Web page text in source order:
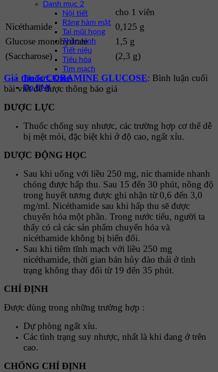
Danh mục 2
Nội tiết
Răng hàm mặt
Tai mũi họng
Thần kinh
Tiết niệu
Tiêu hóa
Tim mạch
Tin Sức Khỏe
Đo BMI
cho 1 viên
Nicéthamide
0,125 g
Glucose monohydrate
1,5 g
(Saccharose)
(2,3 g)
Giá thuốc CORAMINE GLUCOSE: Bình luận cuối
bài viết để được thông báo giá
DƯỢC LỰC
Thuốc chống suy nhược, các trường hợp cơ thể dễ
bị mệt mỏi, đặc biệt khi ở độ cao, ngất xỉu.
DƯỢC ĐỘNG HỌC
Sau khi uống với liều 250 mg, nic thamide nhanh
chóng được hấp thu. Sau 15 đến 30 phút, nồng độ
trong huyết tương được ghi nhận từ 0,6 đến 3,0
mg/ml. Nicéthamide sau khi hấp thu sẽ được
chuyển hóa một phần. Trong nước tiểu, người ta
thấy có cả các sản phẩm chuyển hóa và
nicéthamide không bị biến đổi.
Sau khi tiêm tĩnh mạch với liều 250 mg
nicéthamide, thời gian bán hủy đào thải ở tình
trạng không thay đổi từ 19 đến 35 phút.
CHỈ ĐỊNH
Được dùng trong những trường hợp :
Dự phòng ngất xỉu.
Các tình trạng suy nhược, nhất là khi đang ở trên
cao.
CHỐNG CHỈ ĐỊNH